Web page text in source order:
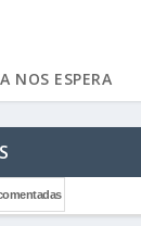
NOS ESPERA